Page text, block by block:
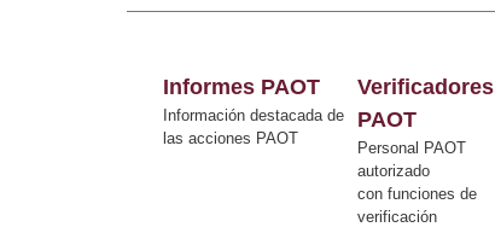
Informes PAOT
Información destacada de
las acciones PAOT
Verificadores
PAOT
Personal PAOT
autorizado
con funciones de
verificación